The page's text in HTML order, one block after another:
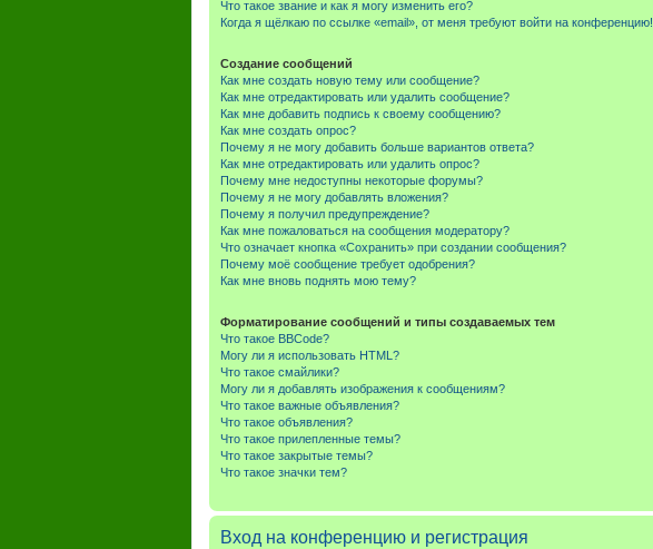
Что такое звание и как я могу изменить его?
Когда я щёлкаю по ссылке «email», от меня требуют войти на конференцию!
Создание сообщений
Как мне создать новую тему или сообщение?
Как мне отредактировать или удалить сообщение?
Как мне добавить подпись к своему сообщению?
Как мне создать опрос?
Почему я не могу добавить больше вариантов ответа?
Как мне отредактировать или удалить опрос?
Почему мне недоступны некоторые форумы?
Почему я не могу добавлять вложения?
Почему я получил предупреждение?
Как мне пожаловаться на сообщения модератору?
Что означает кнопка «Сохранить» при создании сообщения?
Почему моё сообщение требует одобрения?
Как мне вновь поднять мою тему?
Форматирование сообщений и типы создаваемых тем
Что такое BBCode?
Могу ли я использовать HTML?
Что такое смайлики?
Могу ли я добавлять изображения к сообщениям?
Что такое важные объявления?
Что такое объявления?
Что такое прилепленные темы?
Что такое закрытые темы?
Что такое значки тем?
Вход на конференцию и регистрация